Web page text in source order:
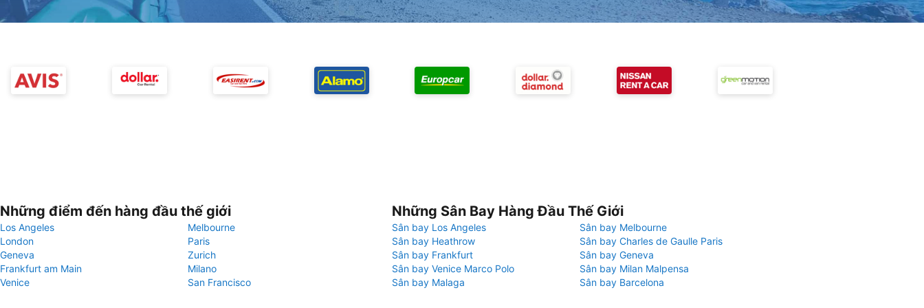
Những điểm đến hàng đầu thế giới
Los Angeles
Melbourne
London
Paris
Geneva
Zurich
Frankfurt am Main
Milano
Venice
San Francisco
Những Sân Bay Hàng Đầu Thế Giới
Sân bay Los Angeles
Sân bay Melbourne
Sân bay Heathrow
Sân bay Charles de Gaulle Paris
Sân bay Frankfurt
Sân bay Geneva
Sân bay Venice Marco Polo
Sân bay Milan Malpensa
Sân bay Malaga
Sân bay Barcelona